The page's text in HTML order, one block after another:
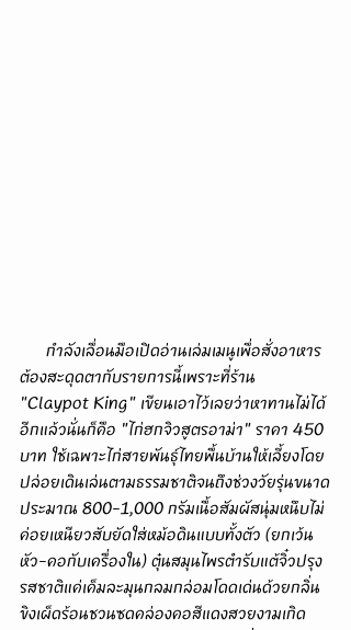
ต้องสะดุดตากับรายการนี้เพราะที่ร้าน
"Claypot King" เขียนเอาไว้เลยว่าหาทานไม่ได้
อีกแล้วนั่นก็คือ "ไก่ฮกจิวสูตรอาม่า" ราคา 450
บาท ใช้เฉพาะไก่สายพันธุ์ไทยพื้นบ้านให้เลี้ยงโดย
ปล่อยเดินเล่นตามธรรมชาติจนถึงช่วงวัยรุ่นขนาด
ประมาณ 800-1,000 กรัมเนื้อสัมผัสนุ่มหนึบไม่
ค่อยเหนียวสับยัดใส่หม้อดินแบบทั้งตัว (ยกเว้น
หัว-คอกับเครื่องใน) ตุ๋นสมุนไพรตำรับแต้จิ๋วปรุง
รสชาติแค่เค็มละมุนกลมกล่อมโดดเด่นด้วยกลิ่น
ขิงเผ็ดร้อนชวนซดคล่องคอสีแดงสวยงามเกิด